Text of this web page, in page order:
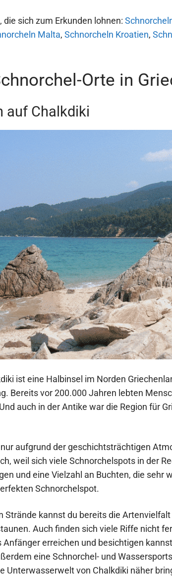
sich zum Erkunden lohnen:
Malta, Schnorcheln Kroatien,
Orte in
auf Chalkdiki
ist eine Halbinsel im Norden
Bereits vor 200.000 Jahren lebten
auch in der Antike war die Region für
aufgrund der geschichtsträchtigen
weil sich viele Schnorchelspots in der
und eine Vielzahl an Buchten, die sehr
Schnorchelspot.
Strände kannst du bereits die
Auch finden sich viele Riffe nicht
Anfänger erreichen und besichtigen
eine Schnorchel- und
Unterwasserwelt von Chalkdiki näher